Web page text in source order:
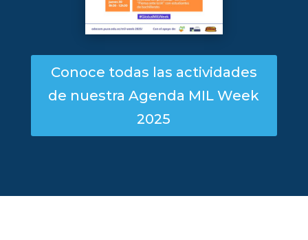
Conoce todas las actividades
de nuestra Agenda MIL Week
2025